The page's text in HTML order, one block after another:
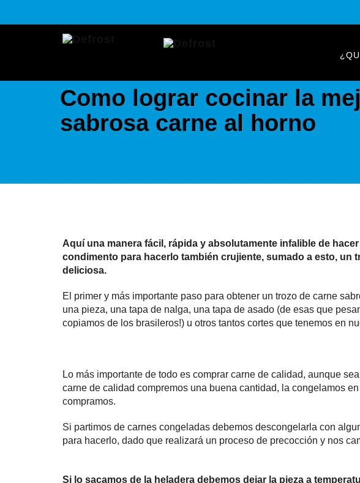
Como lograr cocinar la
sabrosa carne al horno
Aquí una manera fácil, rápida y absolutamente infalible de
condimento para hacerlo también crujiente, sumado a esto, un
deliciosa.
El primer y más importante paso para obtener un trozo de carne
una pieza, una tapa de nalga, una tapa de asado (de esas que
copiamos de los brasileros!) u otros tantos cortes que tenemos en
Lo más importante de todo es comprar carne de calidad, aunque
carne de calidad compremos una buena cantidad, la congelamos
compramos.
Si partimos de carnes congeladas debemos descongelarla con
para hacerlo, dado que realizará un proceso de precocción y nos
Si lo sacamos de la heladera debemos dejar la pieza a